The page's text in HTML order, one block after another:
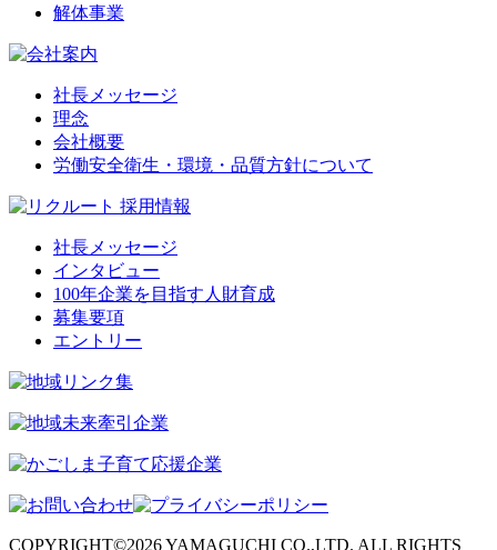
解体事業
社長メッセージ
理念
会社概要
労働安全衛生・環境・品質方針について
社長メッセージ
インタビュー
100年企業を目指す人財育成
募集要項
エントリー
COPYRIGHT©2026 YAMAGUCHI CO.,LTD. ALL RIGHTS